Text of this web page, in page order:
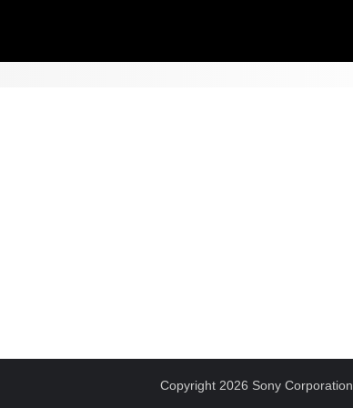
Copyright 2026 Sony Corporation